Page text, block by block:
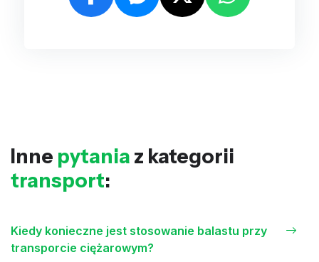
Inne pytania z kategorii
transport:
Kiedy konieczne jest stosowanie balastu przy
transporcie ciężarowym?